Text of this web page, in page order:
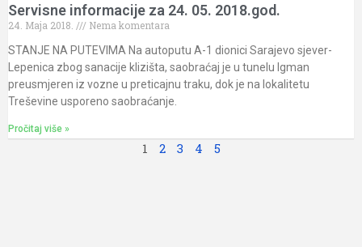
Servisne informacije za 24. 05. 2018.god.
24. Maja 2018.
Nema komentara
STANJE NA PUTEVIMA Na autoputu A-1 dionici Sarajevo sjever-
Lepenica zbog sanacije klizišta, saobraćaj je u tunelu Igman
preusmjeren iz vozne u preticajnu traku, dok je na lokalitetu
Treševine usporeno saobraćanje.
Pročitaj više »
1 2 3 4 5